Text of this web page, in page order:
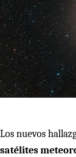
Los nuevos
satélites